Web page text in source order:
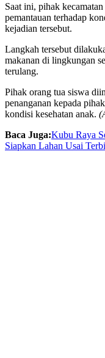
Saat ini, pihak
pemantauan terhadap
kejadian tersebut.
Langkah tersebut
makanan di lingkungan
terulang.
Pihak orang tua siswa
penanganan kepada
kondisi kesehatan anak.
Baca Juga:Kubu Raya
Siapkan Lahan Usai